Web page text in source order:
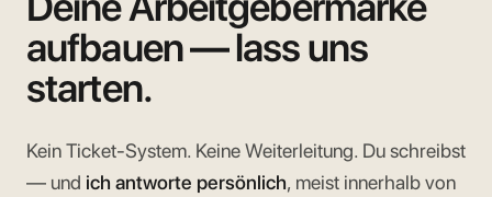
aufbauen — lass uns
starten.
Kein Ticket-System. Keine Weiterleitung. Du schreibst
— und ich antworte persönlich, meist innerhalb von